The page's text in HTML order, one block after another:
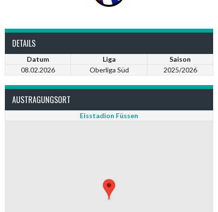
DETAILS
Datum Liga
Saison
08.02.2026
Oberliga Süd 2025/2026
AUSTRAGUNGSORT
Eisstadion Füssen